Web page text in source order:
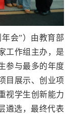
会”）由教育部
工作组主办，是
参与最多的年度
目展示、创业项
视学生创新能力
遴选，最终代表